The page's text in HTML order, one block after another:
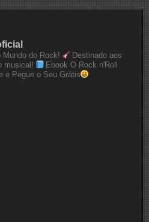
Mundo do Rock!
Destinado aos
musical!
Ebook O Rock n'Roll
e Pegue o Seu Grátis